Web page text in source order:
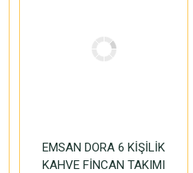
EMSAN DORA 6 KİŞİLİK
KAHVE FİNCAN TAKIMI